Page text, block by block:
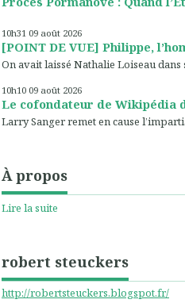
10h31 09 août 2026
[POINT DE VUE] Philippe,
On avait laissé Nathalie Loiseau dans
10h10 09 août 2026
Le cofondateur de Wikipédia
Larry Sanger remet en cause
À propos
Lire la suite
robert steuckers
http://robertsteuckers.blogspot.fr/